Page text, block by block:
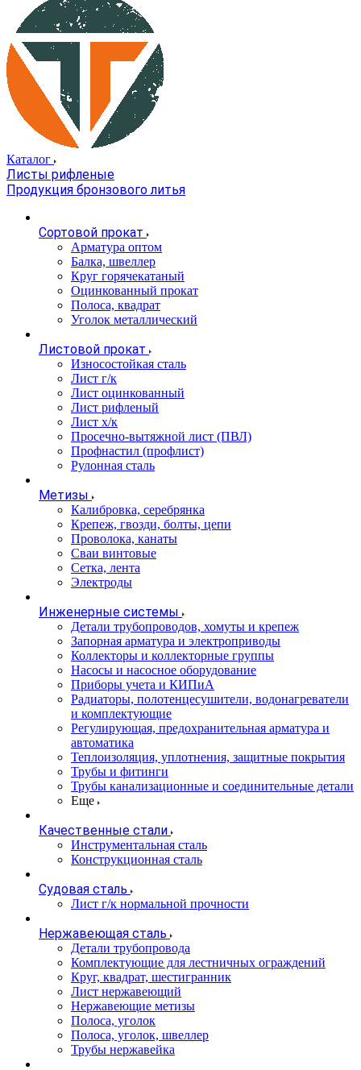
Каталог
Листы рифленые
Продукция бронзового литья
Сортовой прокат
Арматура оптом
Балка, швеллер
Круг горячекатаный
Оцинкованный прокат
Полоса, квадрат
Уголок металлический
Листовой прокат
Износостойкая сталь
Лист г/к
Лист оцинкованный
Лист рифленый
Лист х/к
Просечно-вытяжной лист (ПВЛ)
Профнастил (профлист)
Рулонная сталь
Метизы
Калибровка, серебрянка
Крепеж, гвозди, болты, цепи
Проволока, канаты
Сваи винтовые
Сетка, лента
Электроды
Инженерные системы
Детали трубопроводов, хомуты и крепеж
Запорная арматура и электроприводы
Коллекторы и коллекторные группы
Насосы и насосное оборудование
Приборы учета и КИПиА
Радиаторы, полотенцесушители, водонагреватели
и комплектующие
Регулирующая, предохранительная арматура и
автоматика
Теплоизоляция, уплотнения, защитные покрытия
Трубы и фитинги
Трубы канализационные и соединительные детали
Еще
Качественные стали
Инструментальная сталь
Конструкционная сталь
Судовая сталь
Лист г/к нормальной прочности
Нержавеющая сталь
Детали трубопровода
Комплектующие для лестничных ограждений
Круг, квадрат, шестигранник
Лист нержавеющий
Нержавеющие метизы
Полоса, уголок
Полоса, уголок, швеллер
Трубы нержавейка